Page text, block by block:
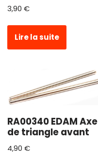
3,90 €
Lire la suite
RA00340 EDAM Axe
de triangle avant
4,90 €